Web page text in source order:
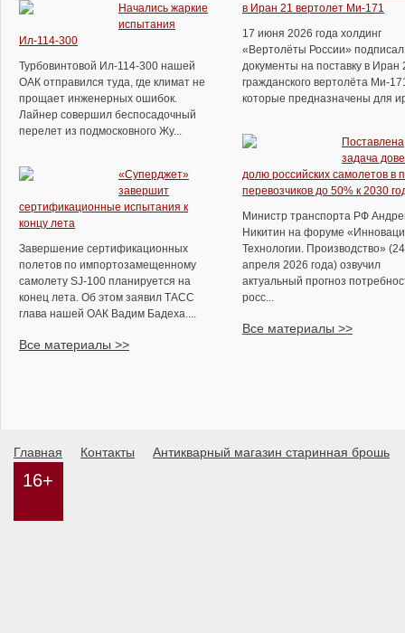
Начались жаркие
испытания
Ил-114-300
Турбовинтовой Ил-114-300 нашей
ОАК отправился туда, где климат не
прощает инженерных ошибок.
Лайнер совершил беспосадочный
перелет из подмосковного Жу...
«Суперджет»
завершит
сертификационные испытания к
концу лета
Завершение сертификационных
полетов по импортозамещенному
самолету SJ-100 планируется на
конец лета. Об этом заявил ТАСС
глава нашей ОАК Вадим Бадеха....
Все материалы >>
в Иран 21 вертолет Ми-171
17 июня 2026 года холдинг
«Вертолёты России» подписал
документы на поставку в Иран
гражданского вертолёта Ми-
которые предназначены для
Поставлена
задача
долю российских самолетов в
перевозчиков до 50% к 2030
Министр транспорта РФ
Никитин на форуме
Технологии. Производство» (24
апреля 2026 года) озвучил
актуальный прогноз
росс...
Все материалы >>
Главная Контакты Антикварный магазин старинная брошь
16+